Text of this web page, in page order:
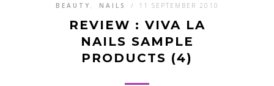
BEAUTY NAILS / 11 SEPTEMBER 2010
REVIEW : VIVA LA
NAILS SAMPLE
PRODUCTS (4)